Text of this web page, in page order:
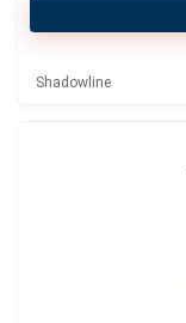
Shadowline